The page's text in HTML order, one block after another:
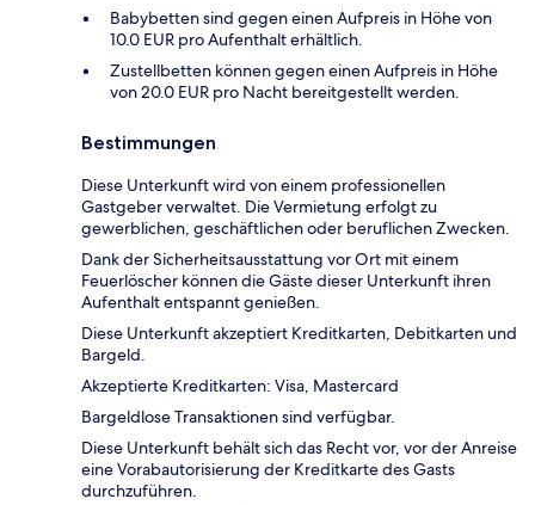
Babybetten sind gegen einen Aufpreis in Höhe von
10.0 EUR pro Aufenthalt erhältlich.
Zustellbetten können gegen einen Aufpreis in Höhe
von 20.0 EUR pro Nacht bereitgestellt werden.
Bestimmungen
Diese Unterkunft wird von einem professionellen
Gastgeber verwaltet. Die Vermietung erfolgt zu
gewerblichen, geschäftlichen oder beruflichen Zwecken.
Dank der Sicherheitsausstattung vor Ort mit einem
Feuerlöscher können die Gäste dieser Unterkunft ihren
Aufenthalt entspannt genießen.
Diese Unterkunft akzeptiert Kreditkarten, Debitkarten und
Bargeld.
Akzeptierte Kreditkarten: Visa, Mastercard
Bargeldlose Transaktionen sind verfügbar.
Diese Unterkunft behält sich das Recht vor, vor der Anreise
eine Vorabautorisierung der Kreditkarte des Gasts
durchzuführen.